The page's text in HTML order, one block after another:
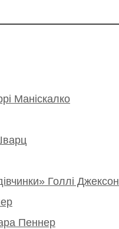
Маніскалко
Голлі Джексон
Пеннер